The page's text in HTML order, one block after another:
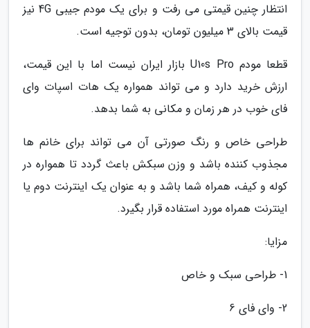
انتظار چنین قیمتی می رفت و برای یک مودم جیبی 4G نیز
قیمت بالای 3 میلیون تومان، بدون توجیه است.
قطعا مودم U10s Pro بازار ایران نیست اما با این قیمت،
ارزش خرید دارد و می تواند همواره یک هات اسپات وای
فای خوب در هر زمان و مکانی به شما بدهد.
طراحی خاص و رنگ صورتی آن می تواند برای خانم ها
مجذوب کننده باشد و وزن سبکش باعث گردد تا همواره در
کوله و کیف، همراه شما باشد و به عنوان یک اینترنت دوم یا
اینترنت همراه مورد استفاده قرار بگیرد.
مزایا:
1- طراحی سبک و خاص
2- وای فای 6